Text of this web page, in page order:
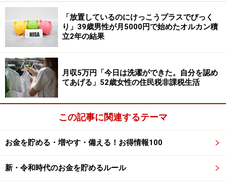
生活にも少しずつ余裕が出てきて、残高も少なくなって
いたので、貯金を切り崩して一括返済を行った」とのこ
と。完済時は「解放感がすごかったのと、シンプルに出
費が減ったのがうれしかった」と振り返ります。
奨学金を借りてよかったかという問いには「どちらとも
いえない」と回答。「借りなくてよいなら借りたくはな
かったが、実際には、それがなければ大学生活は成り立
っていなかった。『借りてよかった』とまでは言えない
が、後悔はしていない」と語ります。
はしないようにしたい、と考えるようにはなった」と話
すすぴかすさん。奨学金については、「就職後の収入や
「放置しているのにけっこうプラスでびっく
り」39歳男性が月5000円で始めたオルカン積
立2年の結果
月収5万円「今日は洗濯ができた。自分を認め
てあげる」52歳女性の住民税非課税生活
この記事に関連するテーマ
お金を貯める・増やす・備える！お得情報100
新・令和時代のお金を貯めるルール